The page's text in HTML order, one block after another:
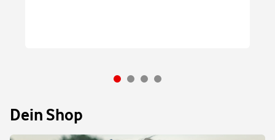
Dein Shop